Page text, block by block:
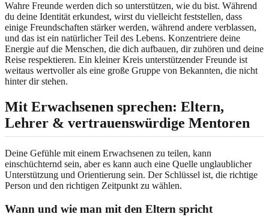
Wahre Freunde werden dich so unterstützen, wie du bist. Während
du deine Identität erkundest, wirst du vielleicht feststellen, dass
einige Freundschaften stärker werden, während andere verblassen,
und das ist ein natürlicher Teil des Lebens. Konzentriere deine
Energie auf die Menschen, die dich aufbauen, dir zuhören und deine
Reise respektieren. Ein kleiner Kreis unterstützender Freunde ist
weitaus wertvoller als eine große Gruppe von Bekannten, die nicht
hinter dir stehen.
Mit Erwachsenen sprechen: Eltern,
Lehrer & vertrauenswürdige Mentoren
Deine Gefühle mit einem Erwachsenen zu teilen, kann
einschüchternd sein, aber es kann auch eine Quelle unglaublicher
Unterstützung und Orientierung sein. Der Schlüssel ist, die richtige
Person und den richtigen Zeitpunkt zu wählen.
Wann und wie man mit den Eltern spricht